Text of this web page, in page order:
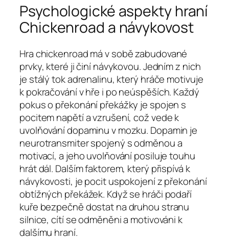
Psychologické aspekty hraní
Chickenroad a návykovost
Hra chickenroad má v sobě zabudované
prvky, které ji činí návykovou. Jedním z nich
je stálý tok adrenalinu, který hráče motivuje
k pokračování v hře i po neúspěších. Každý
pokus o překonání překážky je spojen s
pocitem napětí a vzrušení, což vede k
uvolňování dopaminu v mozku. Dopamin je
neurotransmiter spojený s odměnou a
motivací, a jeho uvolňování posiluje touhu
hrát dál. Dalším faktorem, který přispívá k
návykovosti, je pocit uspokojení z překonání
obtížných překážek. Když se hráči podaří
kuře bezpečně dostat na druhou stranu
silnice, cítí se odměněni a motivováni k
dalšímu hraní.